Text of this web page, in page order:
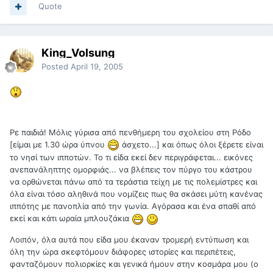
Quote
King_Volsung
Posted April 19, 2005
Ρε παιδιά! Μόλις γύρισα από πενθήμερη του σχολείου στη Ρόδο
[είμαι με 1.30 ώρα ύπνου
άσχετο...] και όπως όλοι ξέρετε είναι
το νησί των ιπποτών. Το τι είδα εκεί δεν περιγράφεται... εικόνες
ανεπανάληπτης ομορφιάς... να βλέπεις τον πύργο του κάστρου
να ορθώνεται πάνω από τα τεράστια τείχη με τις πολεμίστρες και
όλα είναι τόσο αληθινά που νομίζεις πως θα σκάσει μύτη κανένας
ιππότης με πανοπλία από την γωνία. Αγόρασα και ένα σπαθί από
εκεί και κάτι ωραία μπλουζάκια
Λοιπόν, όλα αυτά που είδα μου έκαναν τρομερή εντύπωση και
όλη την ώρα σκεφτόμουν διάφορες ιστορίες και περιπέτεις,
φανταζόμουν πολιορκίες και γενικά ήμουν στην κοσμάρα μου (ο